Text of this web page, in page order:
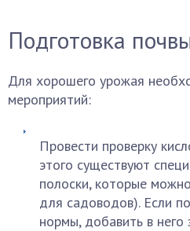
Подготовка
Для хорошего урожая
мероприятий:
Провести проверку
этого существуют
полоски, которые
для садоводов). Если
нормы, добавить в него